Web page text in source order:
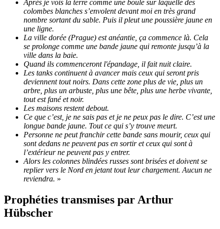
Après je vois la terre comme une boule sur laquelle des
colombes blanches s’envolent devant moi en très grand
nombre sortant du sable. Puis il pleut une poussière jaune en
une ligne.
La ville dorée (Prague) est anéantie, ça commence là. Cela
se prolonge comme une bande jaune qui remonte jusqu’à la
ville dans la baie.
Quand ils commenceront l'épandage, il fait nuit claire.
Les tanks continuent à avancer mais ceux qui seront pris
deviennent tout noirs. Dans cette zone plus de vie, plus un
arbre, plus un arbuste, plus une bête, plus une herbe vivante,
tout est fané et noir.
Les maisons restent debout.
Ce que c’est, je ne sais pas et je ne peux pas le dire. C’est une
longue bande jaune. Tout ce qui s’y trouve meurt.
Personne ne peut franchir cette bande sans mourir, ceux qui
sont dedans ne peuvent pas en sortir et ceux qui sont à
l’extérieur ne peuvent pas y entrer.
Alors les colonnes blindées russes sont brisées et doivent se
replier vers le Nord en jetant tout leur chargement. Aucun ne
reviendra. »
Prophéties transmises par Arthur
Hübscher